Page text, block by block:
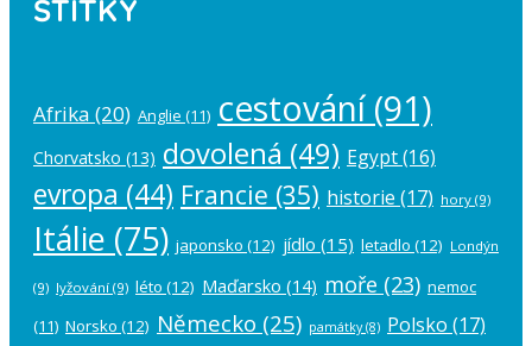
ŠTÍTKY
Afrika (20) Anglie (11) cestování(91)
Chorvatsko (13) dovolená (49) Egypt(16)
evropa (44) Francie (35) historie (17) hory (9)
Itálie (75) japonsko (12) jídlo (15) letadlo (12) Londýn
(9) lyžování (9) léto (12) Maďarsko (14) moře (23) nemoc
(11) Norsko (12) Německo (25) památky(8) Polsko (17)